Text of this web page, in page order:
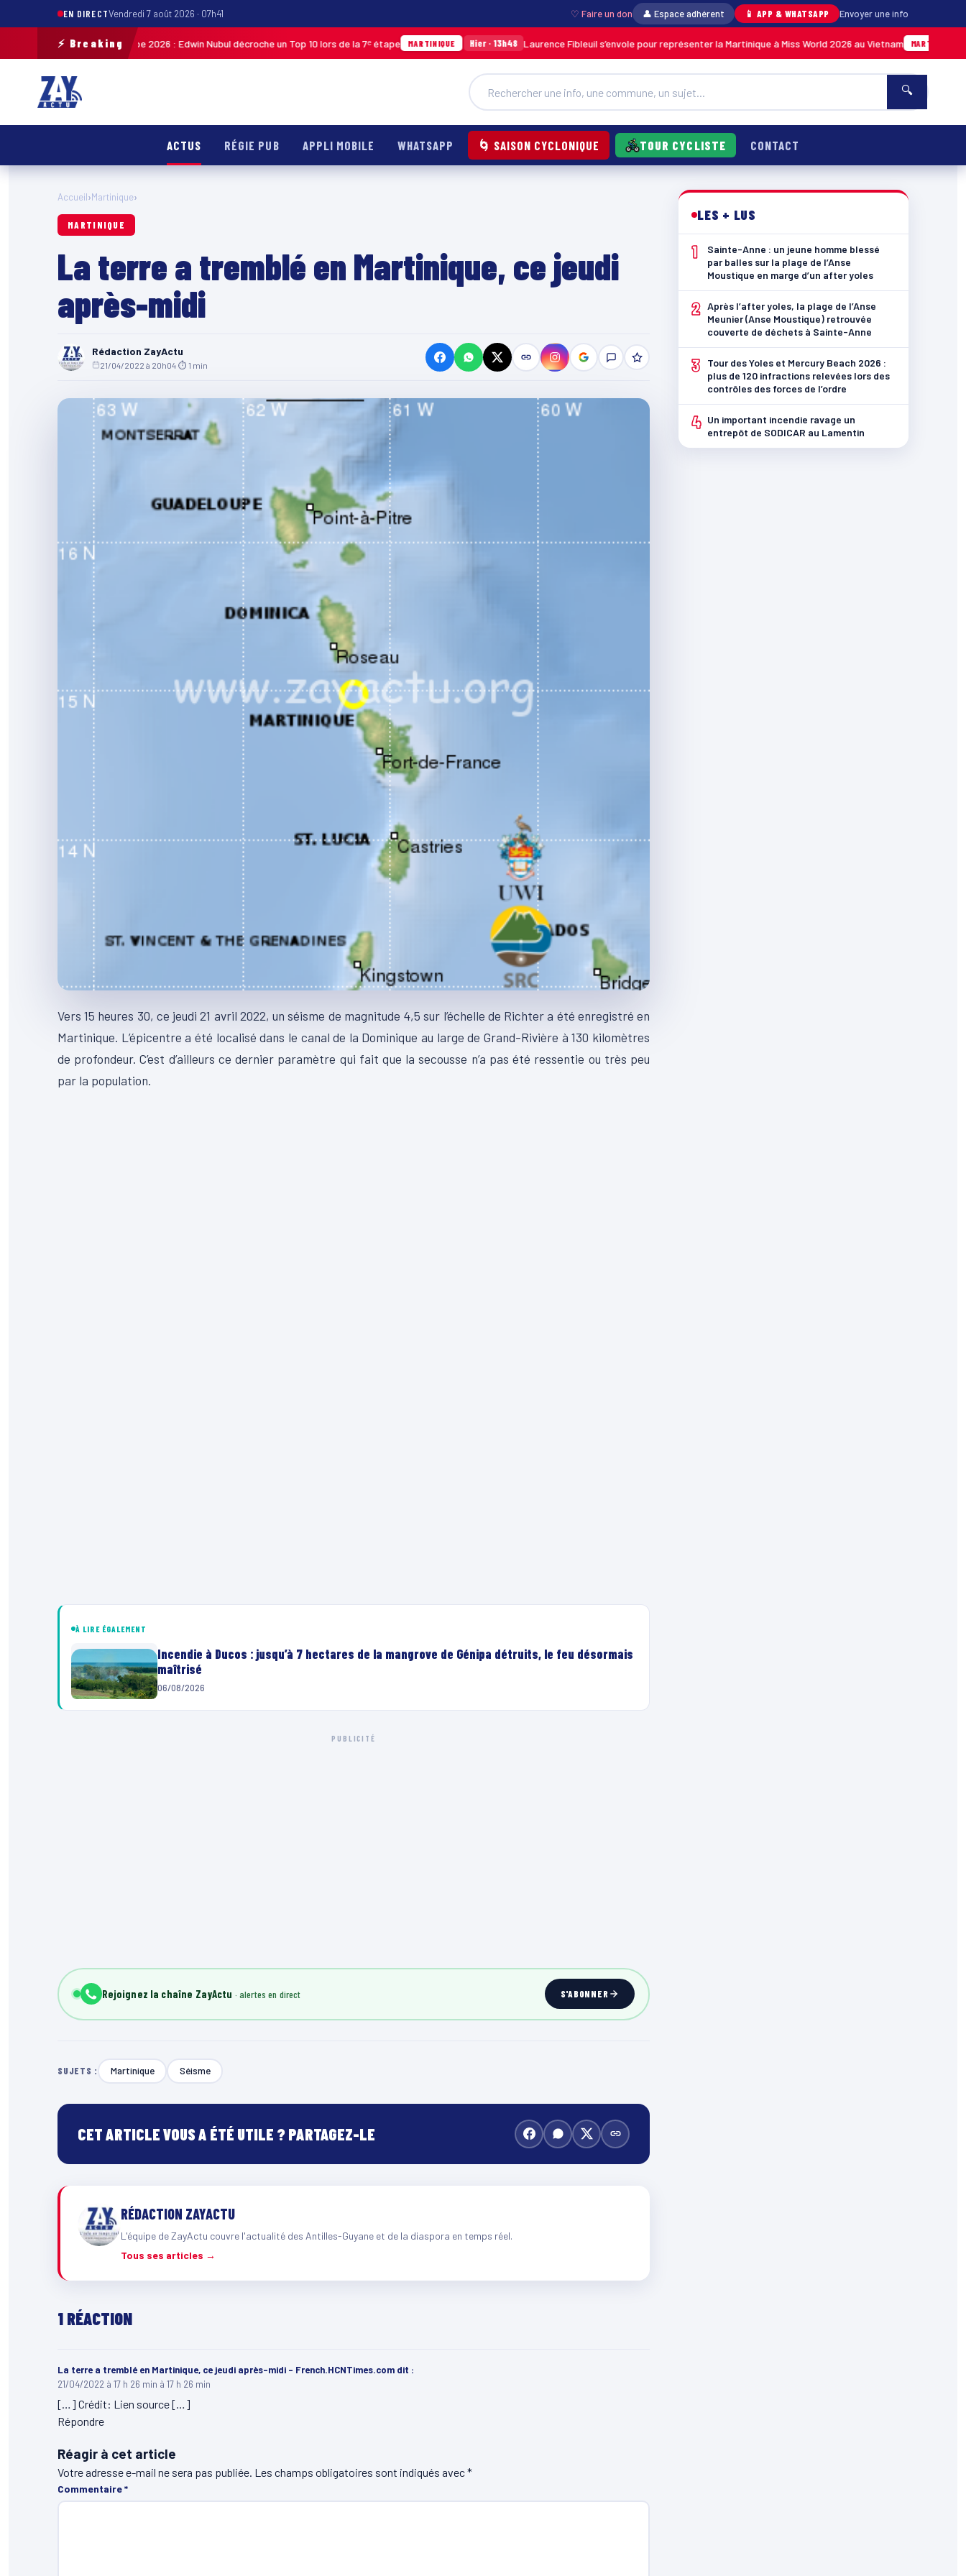
EN DIRECTVendredi 7 août 2026 · 07h41 ♡ Faire un don 👤 Espace adhérent 📱 APP & WHATSAPP Envoyer une info
⚡ Breaking
de Guadeloupe 2026 : Edwin Nubul décroche un Top 10 lors de la 7ᵉ étape MARTINIQUE Hier · 13h48 Laurence Fibleuil s’envole pour représenter la Martinique à Miss World 2026 au Vietnam MARTINIQUE 05/08 ·
🔍
ACTUS RÉGIE PUB APPLI MOBILE WHATSAPP 🌀 SAISON CYCLONIQUE TOUR CYCLISTE CONTACT
Accueil›Martinique›
MARTINIQUE
La terre a tremblé en Martinique, ce jeudi
après-midi
Rédaction ZayActu
21/04/2022 à 20h04 ⏱ 1 min
Vers 15 heures 30, ce jeudi 21 avril 2022, un séisme de magnitude 4,5 sur l’échelle de Richter a été enregistré en
Martinique. L’épicentre a été localisé dans le canal de la Dominique au large de Grand-Rivière à 130 kilomètres
de profondeur. C’est d’ailleurs ce dernier paramètre qui fait que la secousse n’a pas été ressentie ou très peu
par la population.
À LIRE ÉGALEMENT
Incendie à Ducos : jusqu’à 7 hectares de la mangrove de Génipa détruits, le feu désormais
maîtrisé
06/08/2026
PUBLICITÉ
Rejoignez la chaîne ZayActu S'ABONNER
SUJETS : Martinique Séisme
CET ARTICLE VOUS A ÉTÉ UTILE ? PARTAGEZ-LE
RÉDACTION ZAYACTU
L'équipe de ZayActu couvre l'actualité des Antilles-Guyane et de la diaspora en temps réel.
Tous ses articles →
1 RÉACTION
La terre a tremblé en Martinique, ce jeudi après-midi - French.HCNTimes.com dit :
21/04/2022 à 17 h 26 min à 17 h 26 min
[…] Crédit: Lien source […]
Répondre
Réagir à cet article
Votre adresse e-mail ne sera pas publiée. Les champs obligatoires sont indiqués avec*
Commentaire*
LES + LUS
1
Sainte-Anne : un jeune homme blessé
par balles sur la plage de l’Anse
Moustique en marge d’un after yoles
2 Après l’after yoles, la plage de l’Anse
Meunier (Anse Moustique) retrouvée
couverte de déchets à Sainte-Anne
3
Tour des Yoles et Mercury Beach 2026 :
plus de 120 infractions relevées lors des
contrôles des forces de l’ordre
4 Un important incendie ravage un
entrepôt de SODICAR au Lamentin